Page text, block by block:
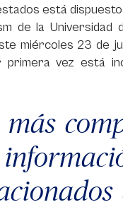
está
la Universidad
miércoles 23 de
vez está